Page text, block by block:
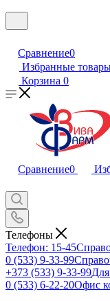
Сравнение0
Избранные
Корзина 0
Сравнение0
Телефоны
Телефон: 15-45
0 (533) 9-33-99
+373 (533) 9-33-99
0 (533) 6-22-20Офис